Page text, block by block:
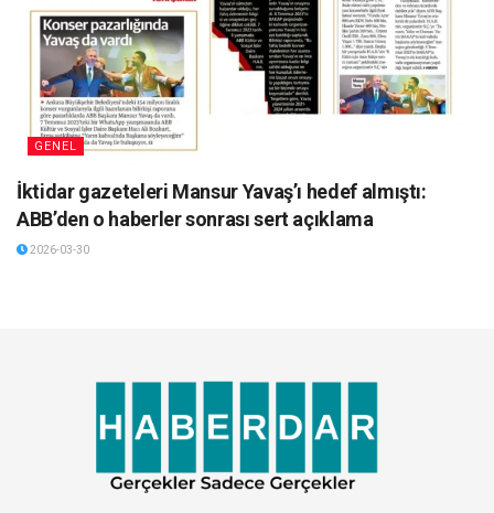
GENEL
İktidar gazeteleri Mansur Yavaş’ı hedef almıştı:
ABB’den o haberler sonrası sert açıklama
2026-03-30